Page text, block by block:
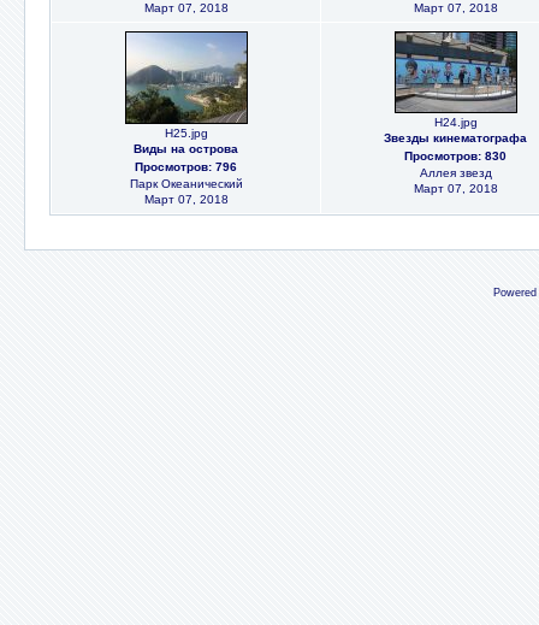
Март 07, 2018
Март 07, 2018
H25.jpg
Виды на острова
Просмотров: 796
Парк Океанический
Март 07, 2018
H24.jpg
Звезды кинематографа
Просмотров: 830
Аллея звезд
Март 07, 2018